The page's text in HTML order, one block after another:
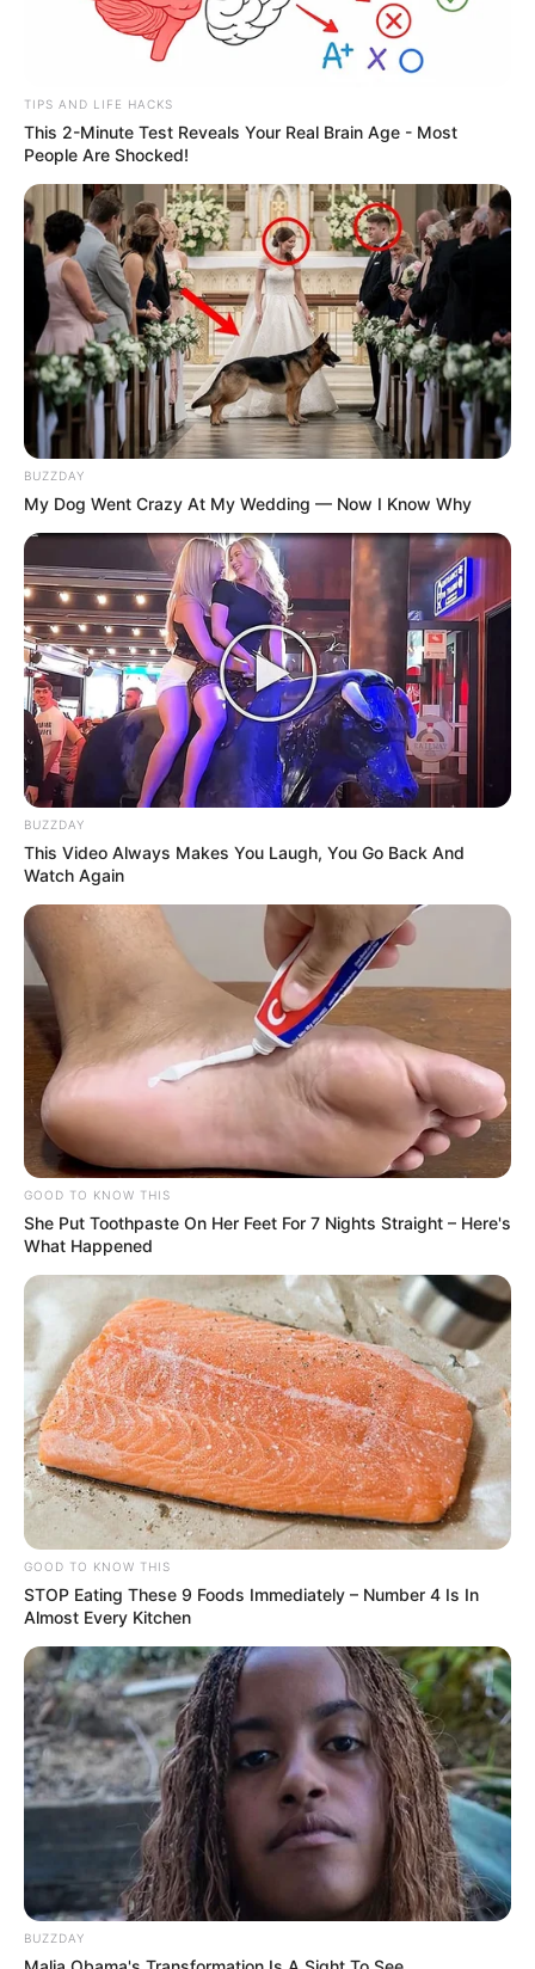
TIPS AND LIFE HACKS
This 2-Minute Test Reveals Your Real Brain Age - Most
People Are Shocked!
BUZZDAY
My Dog Went Crazy At My Wedding — Now I Know Why
BUZZDAY
This Video Always Makes You Laugh, You Go Back And
Watch Again
GOOD TO KNOW THIS
She Put Toothpaste On Her Feet For 7 Nights Straight – Here's
What Happened
GOOD TO KNOW THIS
STOP Eating These 9 Foods Immediately – Number 4 Is In
Almost Every Kitchen
BUZZDAY